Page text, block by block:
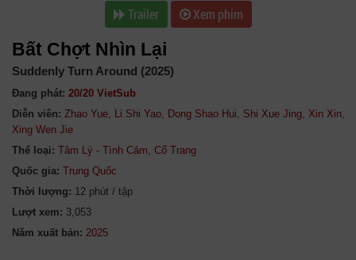
Trailer Xem phim
Bất Chợt Nhìn Lại
Suddenly Turn Around (2025)
Đang phát: 20/20 VietSub
Diễn viên: Zhao Yue, Li Shi Yao, Dong Shao Hui, Shi Xue Jing, Xin Xin,
Xing Wen Jie
Thể loại: Tâm Lý - Tình Cảm, Cổ Trang
Quốc gia: Trung Quốc
Thời lượng: 12 phút / tập
Lượt xem: 3,053
Năm xuất bản: